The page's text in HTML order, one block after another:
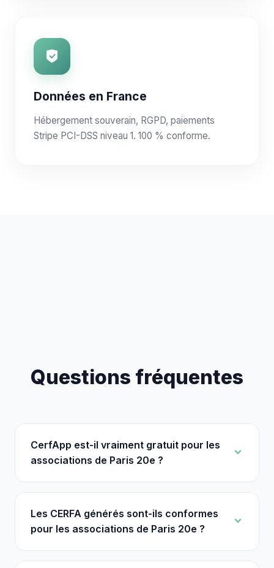
Données en France
Hébergement souverain, RGPD, paiements
Stripe PCI-DSS niveau 1. 100 % conforme.
Questions fréquentes
CerfApp est-il vraiment gratuit pour les
associations de Paris 20e ?
Les CERFA générés sont-ils conformes
pour les associations de Paris 20e ?